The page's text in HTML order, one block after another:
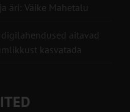
äri: Väike Mahetalu
aitavad
kasvatada